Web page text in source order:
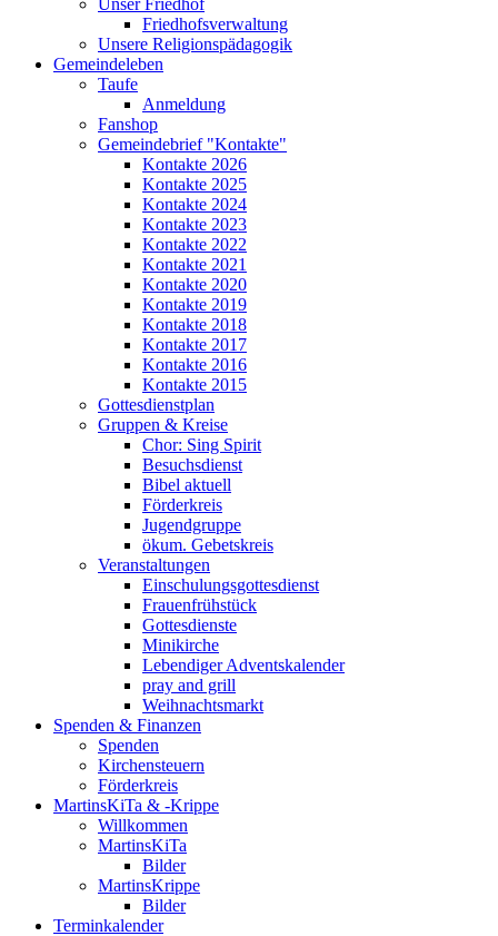
Friedhofsverwaltung
Unsere Religionspädagogik
Gemeindeleben
Taufe
Anmeldung
Fanshop
Gemeindebrief "Kontakte"
Kontakte 2026
Kontakte 2025
Kontakte 2024
Kontakte 2023
Kontakte 2022
Kontakte 2021
Kontakte 2020
Kontakte 2019
Kontakte 2018
Kontakte 2017
Kontakte 2016
Kontakte 2015
Gottesdienstplan
Gruppen & Kreise
Chor: Sing Spirit
Besuchsdienst
Bibel aktuell
Förderkreis
Jugendgruppe
ökum. Gebetskreis
Veranstaltungen
Einschulungsgottesdienst
Frauenfrühstück
Gottesdienste
Minikirche
Lebendiger Adventskalender
pray and grill
Weihnachtsmarkt
Spenden & Finanzen
Spenden
Kirchensteuern
Förderkreis
MartinsKiTa & -Krippe
Willkommen
MartinsKiTa
Bilder
MartinsKrippe
Bilder
Terminkalender